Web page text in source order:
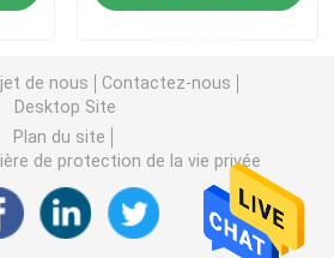
bout droit
d'aluminium
de papier d'aluminium
de bande paerforée
distributeur de
de nous
Contactez-nous
Desktop Site
Plan du site
de protection de la vie privée